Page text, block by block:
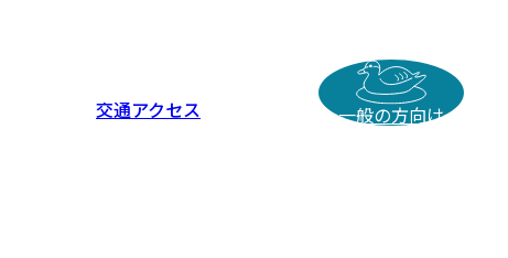
交通アクセス 一般の方向け